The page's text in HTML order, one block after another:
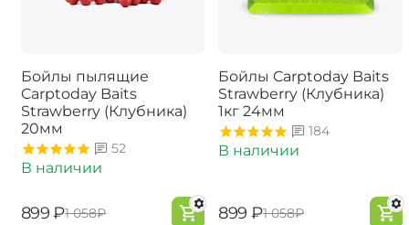
Бойлы пылящие
Carptoday Baits
Strawberry (Клубника)
20мм
52
В наличии
‍899‍ ₽‍1 058‍₽
Бойлы Carptoday Baits
Strawberry (Клубника)
1кг 24мм
184
В наличии
‍899‍ ₽‍1 058‍₽